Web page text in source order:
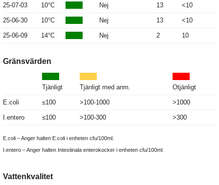
25-07-03 10°C Nej 13 <10
25-06-30 10°C Nej 13 <10
25-06-09 14°C Nej 2 10
Gränsvärden
Tjänligt Tjänligt med anm. Otjänligt
E.coli ≤100 >100-1000 >1000
I.entero ≤100 >100-300 >300
E.coli – Anger halten E.coli i enheten cfu/100ml.
I.entero – Anger halten Intestinala enterokocker i enheten cfu/100ml.
Vattenkvalitet